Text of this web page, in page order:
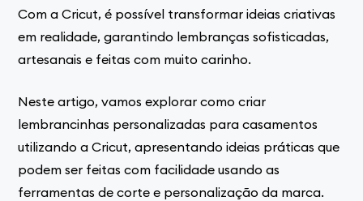
Com a Cricut, é possível transformar ideias criativas
em realidade, garantindo lembranças sofisticadas,
artesanais e feitas com muito carinho.
Neste artigo, vamos explorar como criar
lembrancinhas personalizadas para casamentos
utilizando a Cricut, apresentando ideias práticas que
podem ser feitas com facilidade usando as
ferramentas de corte e personalização da marca.